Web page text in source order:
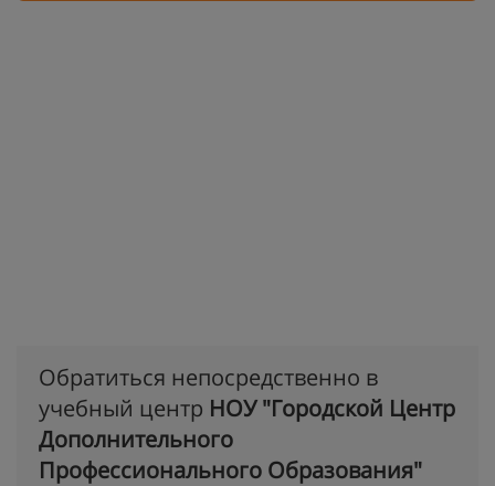
Обратиться непосредственно в
учебный центр НОУ "Городской Центр
Дополнительного
Профессионального Образования"